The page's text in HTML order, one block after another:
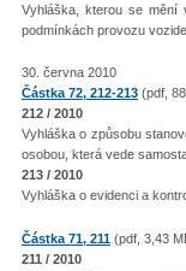
Vyhláška, kterou se mění
podmínkách provozu
30. června 2010
Částka 72, 212-213 (pdf,
212 / 2010
Vyhláška o způsobu
osobou, která vede
213 / 2010
Vyhláška o evidenci a
Částka 71, 211 (pdf, 3,43
211 / 2010